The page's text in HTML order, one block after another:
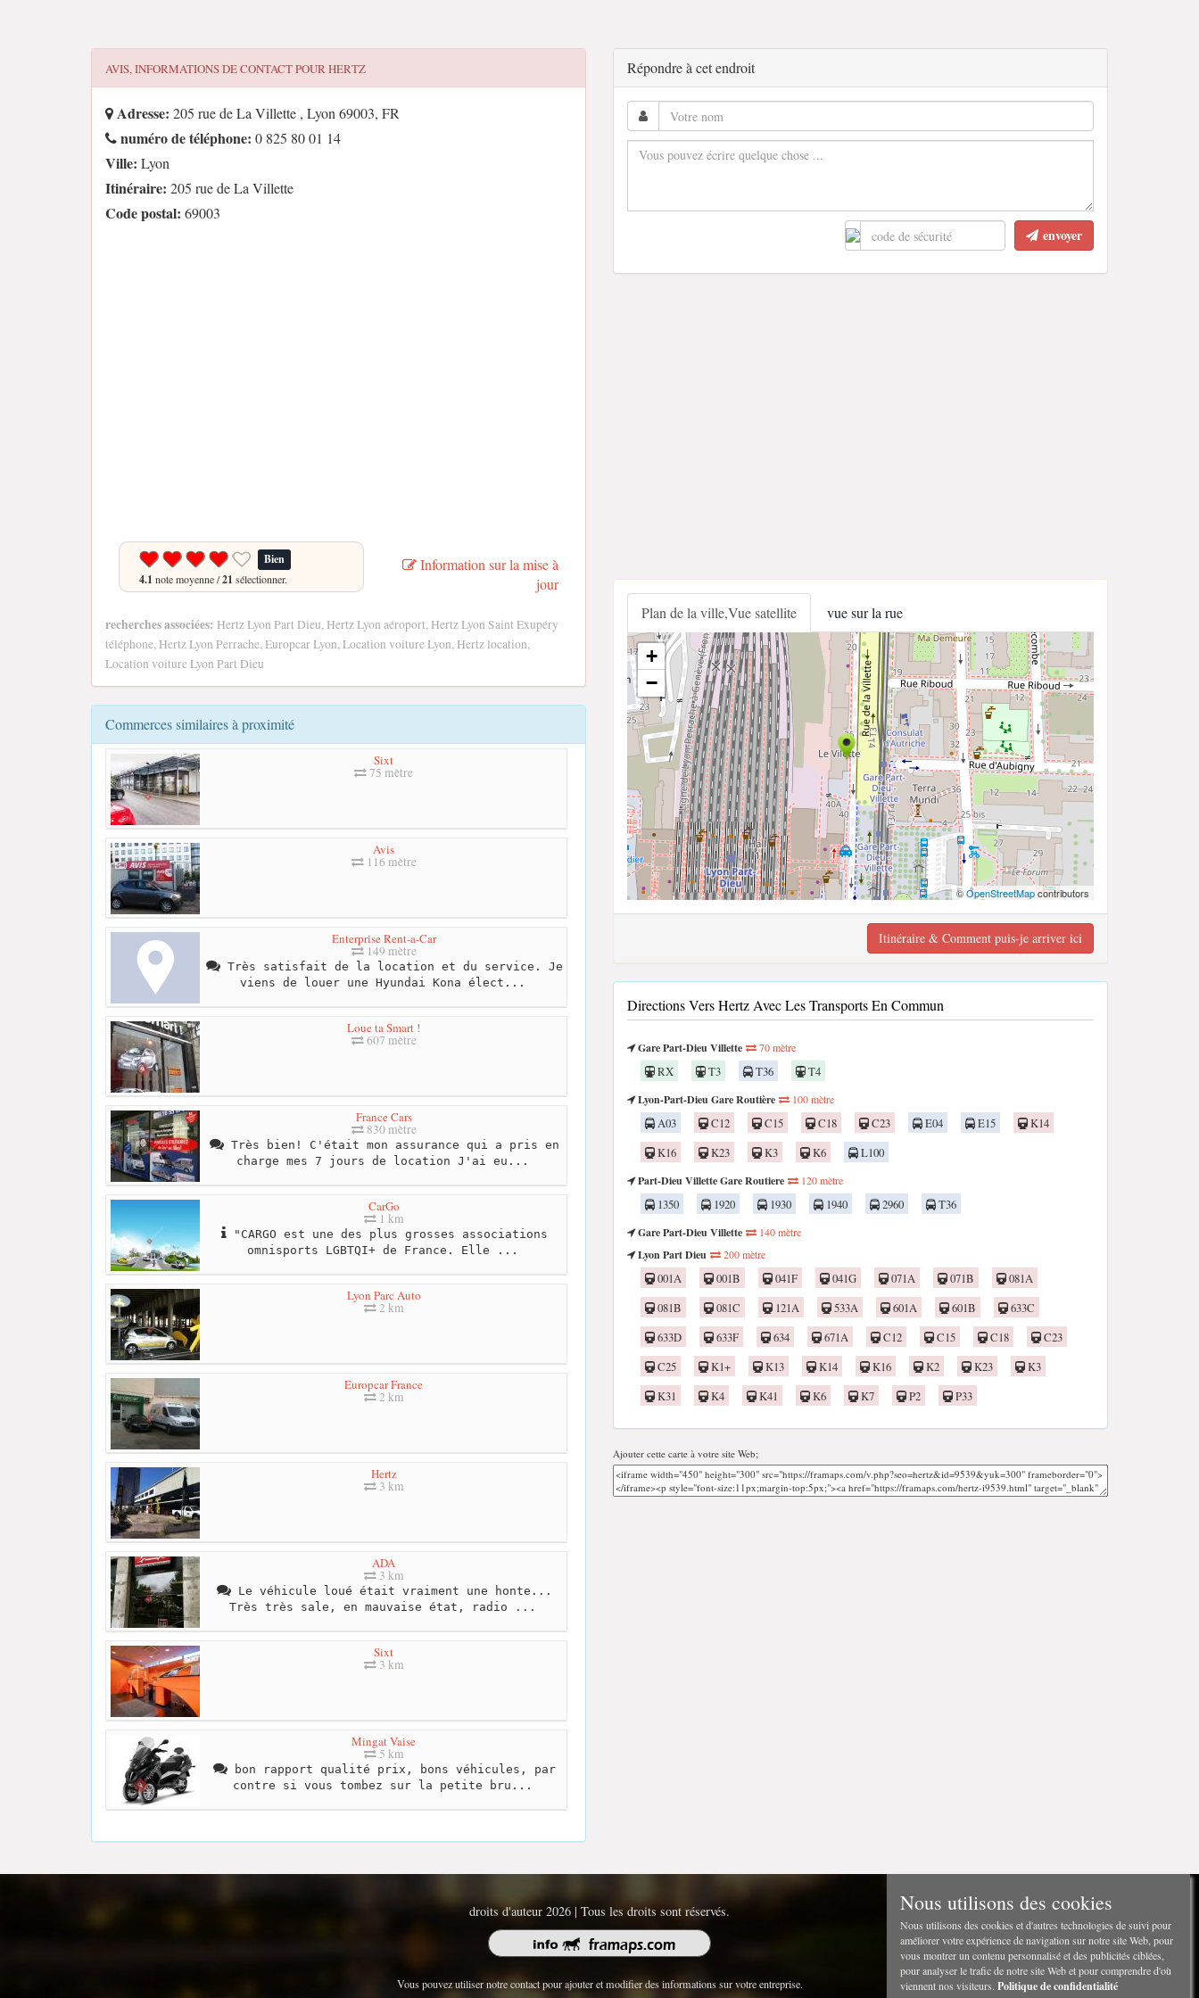
AVIS, INFORMATIONS DE CONTACT POURHERTZ
Adresse: 205 rue de La Villette , Lyon 69003, FR
numéro de téléphone: 0 825 80 01 14
Ville: Lyon
Itinéraire: 205 rue de La Villette
Code postal: 69003
Bien
4.1 note moyenne /21 sélectionner.
Information sur la mise à
jour
recherches associées: Hertz Lyon Part Dieu, Hertz Lyon aéroport, Hertz Lyon Saint Exupéry
téléphone, Hertz Lyon Perrache, Europcar Lyon, Location voiture Lyon, Hertz location,
Location voiture Lyon Part Dieu
Commerces similaires à proximité
Sixt
75 mètre
Avis
116 mètre
Enterprise Rent-a-Car
149 mètre
Très satisfait de la location et du service. Je
viens de louer une Hyundai Kona élect...
Loue ta Smart !
607 mètre
France Cars
830 mètre
Très bien! C'était mon assurance qui a pris en
charge mes 7 jours de location J'ai eu...
CarGo
1 km
"CARGO est une des plus grosses associations
omnisports LGBTQI+ de France. Elle ...
Lyon Parc Auto
2 km
Europcar France
2 km
Hertz
3 km
ADA
3 km
Le véhicule loué était vraiment une honte...
Très très sale, en mauvaise état, radio ...
Sixt
3 km
Mingat Vaise
5 km
bon rapport qualité prix, bons véhicules, par
contre si vous tombez sur la petite bru...
Répondre à cet endroit
envoyer
Plan de la ville,Vue satellite vue sur la rue
+
−
©OpenStreetMapcontributors
Itinéraire & Comment puis-je arriver ici
Directions Vers Hertz Avec Les Transports En Commun
Gare Part-Dieu Villette 70 mètre
RX T3 T36
T4
Lyon-Part-Dieu Gare Routière
100 mètre
A03 C12 C15 C18 C23 E04 E15
K14
K16
K23 K3 K6
L100
Part-Dieu Villette Gare Routiere
120 mètre
1350 1920 1930 1940 2960
T36
Gare Part-Dieu Villette
140 mètre
Lyon Part Dieu 200 mètre
001A 001B 041F 041G 071A 071B
081A
081B
081C 121A 533A 601A 601B
633C
633D
633F 634 671A C12 C15 C18
C23
C25
K1+ K13 K14 K16 K2 K23
K3
K31
K4 K41 K6 K7 P2 P33
Ajouter cette carte à votre site Web;
droits d'auteur 2026 | Tous les droits sont réservés.
Vous pouvez utiliser notre contact pour ajouter et modifier des informations sur votre entreprise.
Nous utilisons des cookies
Nous utilisons des cookies et d'autres technologies de suivi pour
améliorer votre expérience de navigation sur notre site Web, pour
vous montrer un contenu personnalisé et des publicités ciblées,
pour analyser le trafic de notre site Web et pour comprendre d'où
viennent nos visiteurs. Politique de confidentialité